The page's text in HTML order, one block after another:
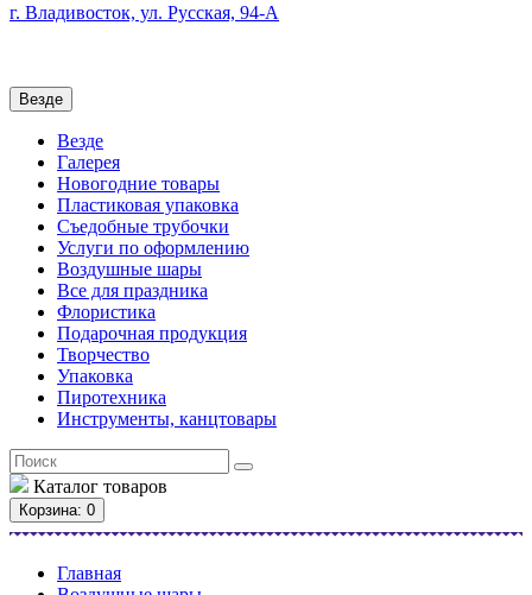
г. Владивосток, ул. Русская, 94-А
Везде
Везде
Галерея
Новогодние товары
Пластиковая упаковка
Съедобные трубочки
Услуги по оформлению
Воздушные шары
Все для праздника
Флористика
Подарочная продукция
Творчество
Упаковка
Пиротехника
Инструменты, канцтовары
Каталог товаров
Корзина: 0
Главная